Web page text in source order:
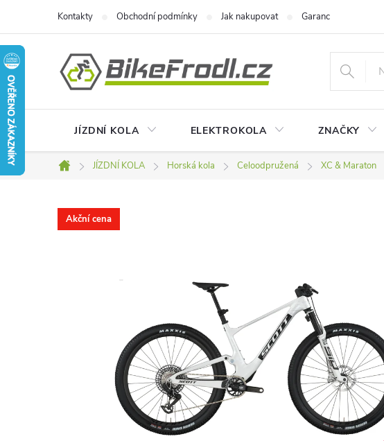
obsah
Kontakty Obchodní podmínky Jak nakupovat Garance nejnižší ceny!
JÍZDNÍ KOLA ELEKTROKOLA ZNAČKY
Domů
JÍZDNÍ KOLA Horská kola Celoodpružená XC & Maraton
Akční cena